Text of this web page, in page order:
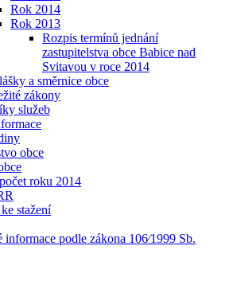
Rok 2014
Rok 2013
Rozpis termínů jednání
zastupitelstva obce Babice nad
Svitavou v roce 2014
a směrnice obce
zákony
služeb
obce
roku 2014
stažení
informace podle zákona 106⁄1999 Sb.